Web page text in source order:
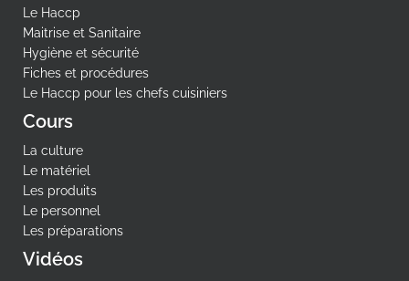
Le Haccp
Maitrise et Sanitaire
Hygiène et sécurité
Fiches et procédures
Le Haccp pour les chefs cuisiniers
Cours
La culture
Le matériel
Les produits
Le personnel
Les préparations
Vidéos